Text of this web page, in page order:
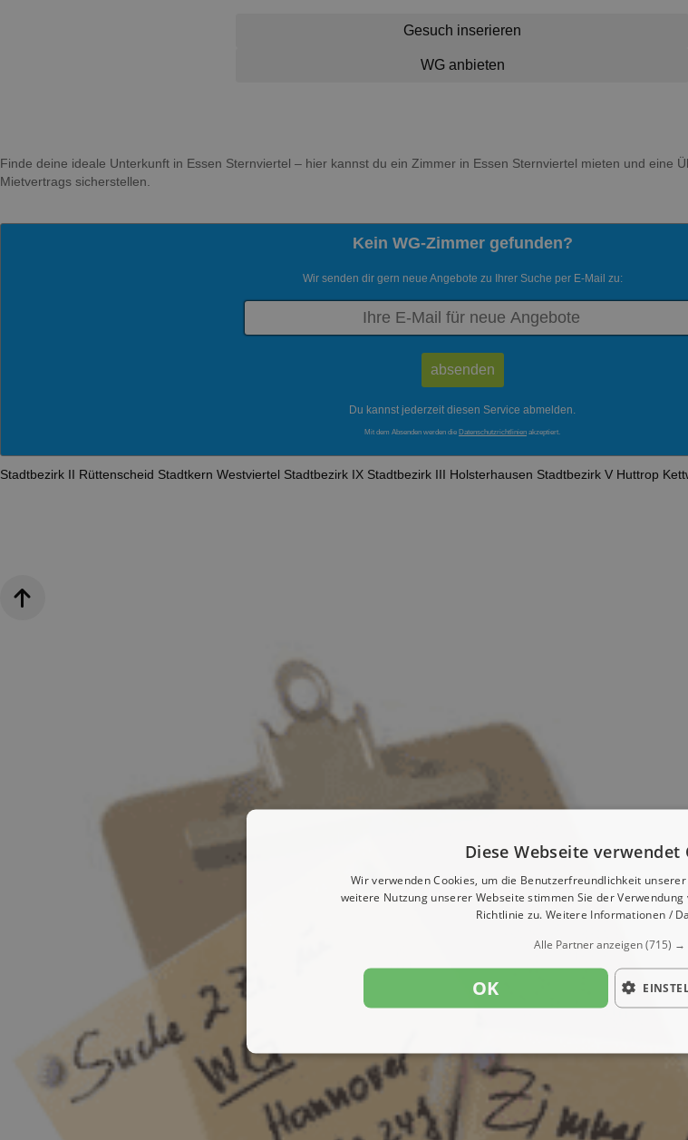
Gesuch inserieren
WG anbieten
Finde deine ideale Unterkunft in Essen Sternviertel – hier kannst du ein Zimmer in Essen Sternviertel mieten und eine
Mietvertrags sicherstellen.
Kein WG-Zimmer gefunden?
Wir senden dir gern neue Angebote zu Ihrer Suche per E-Mail zu:
Du kannst jederzeit diesen Service abmelden.
Mit dem Absenden werden die Datenschutzrichtlinien akzeptiert.
Stadtbezirk II Rüttenscheid Stadtkern Westviertel Stadtbezirk IX Stadtbezirk III Holsterhausen Stadtbezirk V Huttrop
Diese Webseite verwendet
Wir verwenden Cookies, um die Benutzerfreundlichkeit
weitere Nutzung unserer Webseite stimmen Sie der
Richtlinie zu. Weitere Informationen /
Alle Partner anzeigen(715) →
OK